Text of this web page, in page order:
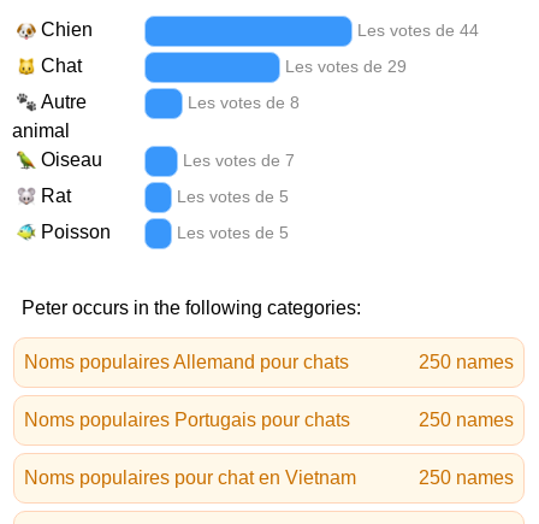
Chien Les votes de 44
Chat Les votes de 29
Autre
animal
Les votes de 8
Oiseau Les votes de 7
Rat Les votes de 5
Poisson Les votes de 5
Peter occurs in the following categories:
Noms populaires Allemand pour chats 250 names
Noms populaires Portugais pour chats 250 names
Noms populaires pour chat en Vietnam 250 names